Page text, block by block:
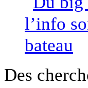
Des